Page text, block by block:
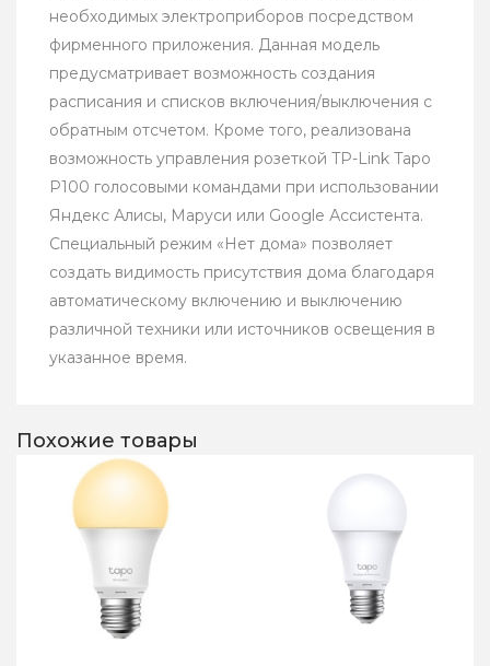
необходимых электроприборов посредством
фирменного приложения. Данная модель
предусматривает возможность создания
расписания и списков включения/выключения с
обратным отсчетом. Кроме того, реализована
возможность управления розеткой TP-Link Tapo
P100 голосовыми командами при использовании
Яндекс Алисы, Маруси или Google Ассистента.
Специальный режим «Нет дома» позволяет
создать видимость присутствия дома благодаря
автоматическому включению и выключению
различной техники или источников освещения в
указанное время.
Похожие товары